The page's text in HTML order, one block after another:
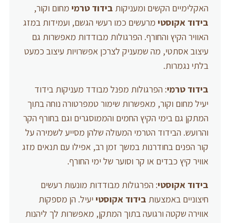
האקלימיים הקשים ומעניקות בידוד טרמימחום וקור,
בידוד אקוסטימרעשים כמו רעשי הגשם, ועמידות במזג
האוויר הקיץ והחורף. הפרגולות מבודדות מאפשרות גם
עיצוב אסתטי, מה שמעניק לצרכן אפשרויות עיצוב כמעט
בלתי נגמרות.
בידוד טרמי: הפרגולות מפנל מבודד מעניקות בידוד
יעיל מחום וקור, מאפשרות שימור טמפרטורה נוחה בתוך
המתקן גם בימי הקיץ החמים והממוסגרים וגם בחורף הקר
והרועש. הבידוד הטרמי המעולה שלהן מסייע לשמירה על
קור הפנים בחודרנות במשך זמן רב, אפילו עם תנאים מזג
אוויר קיץ כבדים או קר וסוער של ימי החורף.
בידוד אקוסטי: הפרגולות מבודדות מונעות רעשים
חיצוניים באמצעות בידוד אקוסטייעיל. הן מספקות
אווירה שקטה ורגועה בתוך המתקן, מאפשרות לך ליהנות